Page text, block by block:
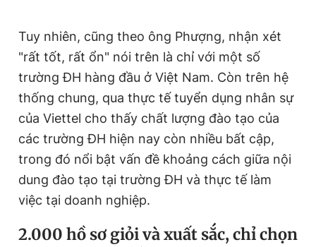
Tuy nhiên, cũng theo ông Phượng, nhận xét
"rất tốt, rất ổn" nói trên là chỉ với một số
trường ĐH hàng đầu ở Việt Nam. Còn trên hệ
thống chung, qua thực tế tuyển dụng nhân sự
của Viettel cho thấy chất lượng đào tạo của
các trường ĐH hiện nay còn nhiều bất cập,
trong đó nổi bật vấn đề khoảng cách giữa nội
dung đào tạo tại trường ĐH và thực tế làm
việc tại doanh nghiệp.
2.000 hồ sơ giỏi và xuất sắc, chỉ chọn